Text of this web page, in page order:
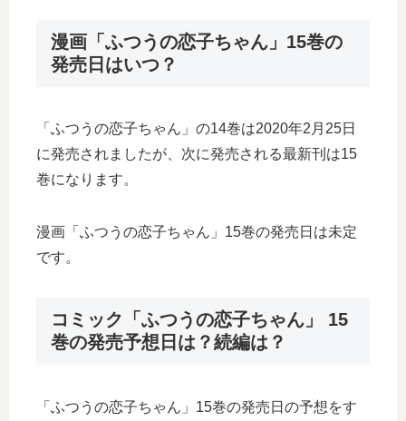
漫画「ふつうの恋子ちゃん」15巻の
発売日はいつ？
「ふつうの恋子ちゃん」の14巻は2020年2月25日
に発売されましたが、次に発売される最新刊は15
巻になります。
漫画「ふつうの恋子ちゃん」15巻の発売日は未定
です。
コミック「ふつうの恋子ちゃん」 15
巻の発売予想日は？続編は？
「ふつうの恋子ちゃん」15巻の発売日の予想をす